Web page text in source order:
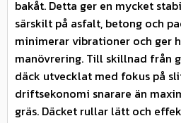
bakåt. Detta ger en mycket
särskilt på asfalt, betong och
minimerar vibrationer och ger
manövrering. Till skillnad från
däck utvecklat med fokus på
driftsekonomi snarare än
gräs. Däcket rullar lätt och